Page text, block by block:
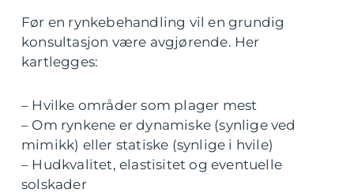
Før en rynkebehandling vil en grundig
konsultasjon være avgjørende. Her
kartlegges:
– Hvilke områder som plager mest
– Om rynkene er dynamiske (synlige ved
mimikk) eller statiske (synlige i hvile)
– Hudkvalitet, elastisitet og eventuelle
solskader